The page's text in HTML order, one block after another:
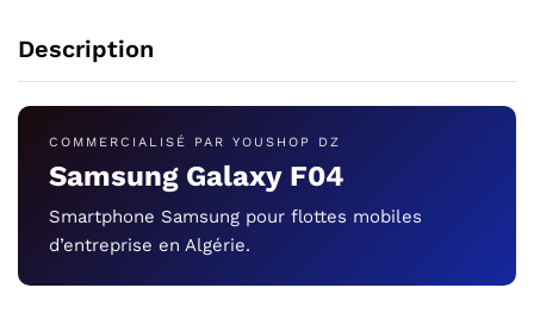
Description
COMMERCIALISÉ PAR YOUSHOP DZ
Samsung Galaxy F04
Smartphone Samsung pour flottes mobiles
d’entreprise en Algérie.